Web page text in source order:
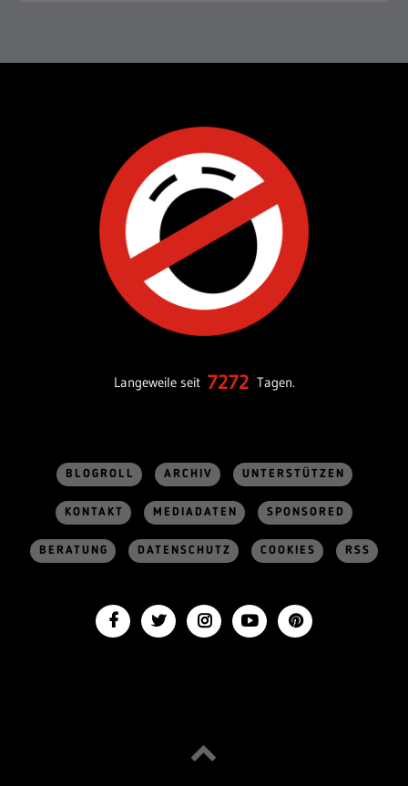
Langeweile seit 7272 Tagen.
BLOGROLL ARCHIV UNTERSTÜTZEN
KONTAKT MEDIADATEN SPONSORED
BERATUNG DATENSCHUTZ COOKIES RSS